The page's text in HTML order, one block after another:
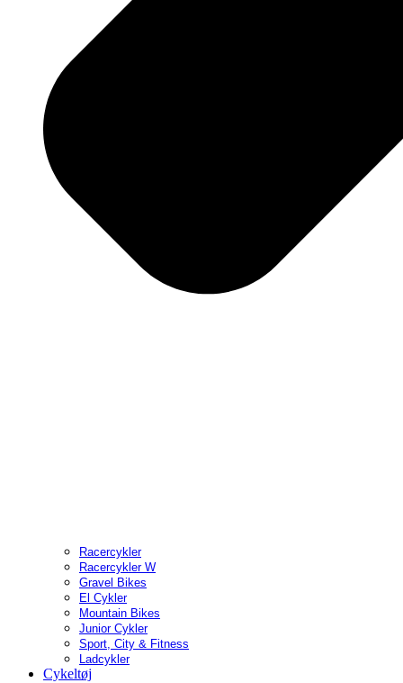
Racercykler
Racercykler W
Gravel Bikes
El Cykler
Mountain Bikes
Junior Cykler
Sport, City & Fitness
Ladcykler
Cykeltøj